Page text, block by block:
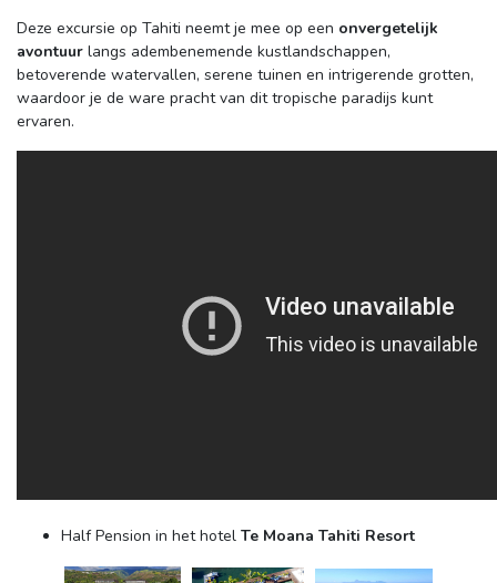
Deze excursie op Tahiti neemt je mee op een onvergetelijk
avontuur langs adembenemende kustlandschappen,
betoverende watervallen, serene tuinen en intrigerende grotten,
waardoor je de ware pracht van dit tropische paradijs kunt
ervaren.
Half Pension in het hotel Te Moana Tahiti Resort